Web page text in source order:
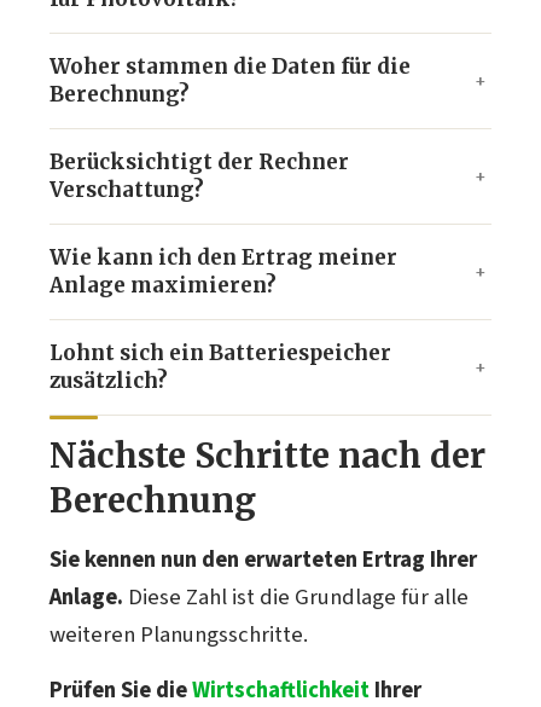
Woher stammen die Daten für die
Berechnung?
Berücksichtigt der Rechner
Verschattung?
Wie kann ich den Ertrag meiner
Anlage maximieren?
Lohnt sich ein Batteriespeicher
zusätzlich?
Nächste Schritte nach der
Berechnung
Sie kennen nun den erwarteten Ertrag Ihrer
Anlage. Diese Zahl ist die Grundlage für alle
weiteren Planungsschritte.
Prüfen Sie dieWirtschaftlichkeitIhrer